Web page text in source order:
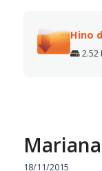
Hino
2.52
18/11/2015